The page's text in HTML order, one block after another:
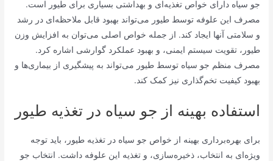
جو سیاه دارای خواص تغذیه‌ای و بهداشتی بسیاری برای طیور است.
مصرف این علوفه توسط طیور می‌تواند بهبود قابل ملاحظه‌ای در رشد
و سلامتی آنها ایجاد کند. از جمله خواص اصلی می‌توان به افزایش وزن
طیور، تقویت سیستم ایمنی، و بهبود عملکرد گوارشی اشاره کرد.
مصرف منظم جو سیاه توسط طیور می‌تواند به پیشگیری از بیماری‌ها و
بهبود کیفیت تخم‌گذاری نیز کمک کند.
استفاده بهینه از جو سیاه در تغذیه طیور
برای بهره‌برداری بهینه از خواص جو سیاه در تغذیه طیور، باید توجه
ویژه‌ای به انتخاب، ذخیره‌سازی، و تغذیه این علوفه داشت. انتخاب جو